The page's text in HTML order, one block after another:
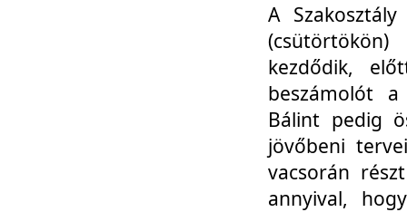
A
kezdődik,
beszámolót
Bálint pedig
jövőbeni
vacsorán
annyival,